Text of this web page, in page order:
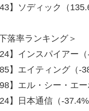
】ソディック（
落率ランキング＞
】インスパイアー（-
】エイティング（-
】エル・シー・エ
】日本通信（-37.4%